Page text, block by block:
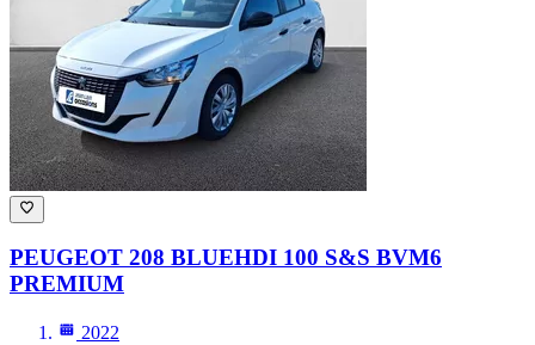
PEUGEOT 208 BLUEHDI 100 S&S BVM6
PREMIUM
2022